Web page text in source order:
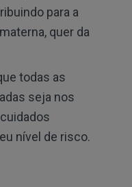
para a
quer da
todas as
seja nos
nível de risco.